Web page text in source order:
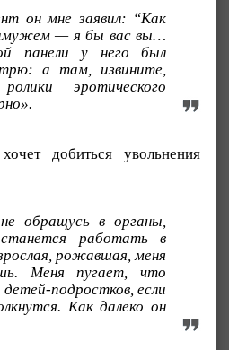
он мне заявил: “Как
— я бы вас вы…
панели у него был
а там, извините,
эротического
добиться увольнения
обращусь в органы,
работать в
рожавшая, меня
Меня пугает, что
подростков, если
Как далеко он